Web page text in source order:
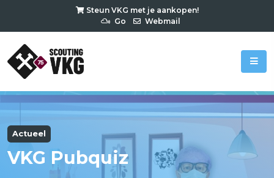
Steun VKG met je aankopen!
Go
Webmail
Actueel
VKG Pubquiz